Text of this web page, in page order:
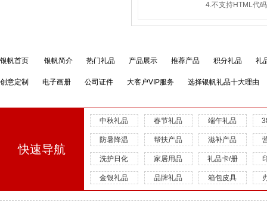
4.不支持HTML代
银帆首页 银帆简介 热门礼品 产品展示 推荐产品 积分礼品 礼
创意定制 电子画册 公司证件 大客户VIP服务 选择银帆礼品十大理由
快速导航
中秋礼品 春节礼品 端午礼品
防暑降温 帮扶产品 滋补产品
洗护日化 家居用品 礼品卡/册
金银礼品 品牌礼品 箱包皮具